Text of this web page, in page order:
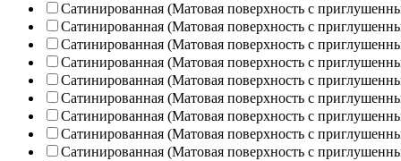
Сатинированная (Матовая поверхность с
Сатинированная (Матовая поверхность с
Сатинированная (Матовая поверхность с
Сатинированная (Матовая поверхность с
Сатинированная (Матовая поверхность с
Сатинированная (Матовая поверхность с
Сатинированная (Матовая поверхность с
Сатинированная (Матовая поверхность с
Сатинированная (Матовая поверхность с